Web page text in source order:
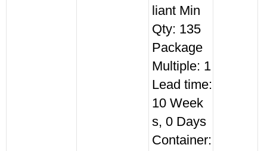
liant Min
Qty: 135
Package
Multiple: 1
Lead time:
10 Week
s, 0 Days
Container: